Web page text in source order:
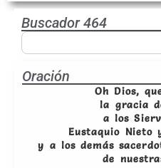
Buscador 464
Oración
Oh Dios,
la gracia
a los
Eustaquio Nieto
y a los demás
de